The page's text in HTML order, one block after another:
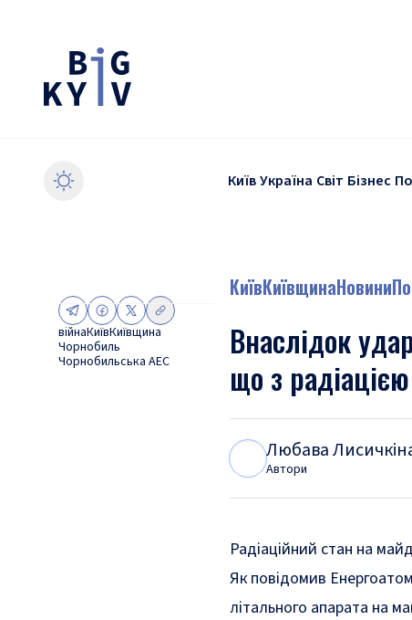
КиївУкраїна Світ Бізнес
війнаКиївКиївщина
Чорнобиль
Чорнобильська АЕС
КиївКиївщинаНовини
Внаслідок
що з радіацією
Любава
Автори
Радіаційний стан на
Як повідомив
літального апарата на